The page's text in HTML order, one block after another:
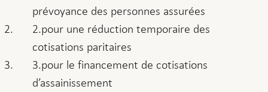
prévoyance des personnes assurées
pour une réduction temporaire des
cotisations paritaires
pour le financement de cotisations
d’assainissement